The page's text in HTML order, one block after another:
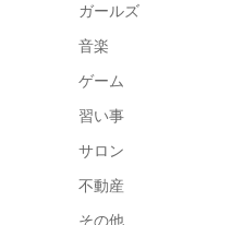
ガールズ
音楽
ゲーム
習い事
サロン
不動産
その他